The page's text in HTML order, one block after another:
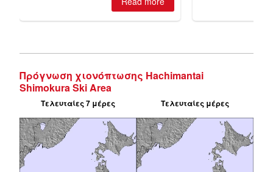
Πρόγνωση χιονόπτωσης Hachimantai
Shimokura Ski Area
Τελευταίες 7 μέρες Τελευταίες μέρες